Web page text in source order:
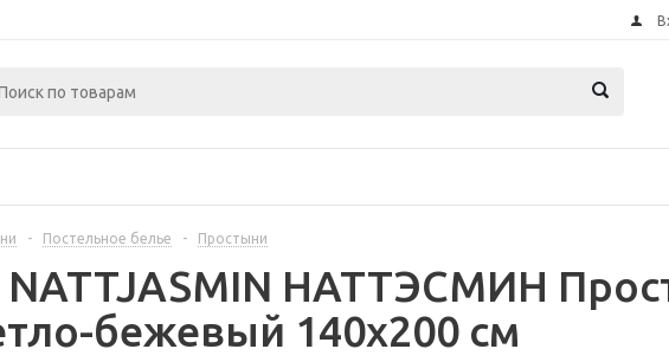
- Постельное белье - Простыни
NATTJASMIN НАТТЭСМИН
бежевый 140x200 см